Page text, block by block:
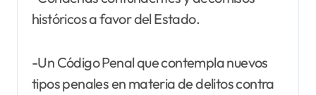
históricos a favor del Estado.
-Un Código Penal que contempla nuevos
tipos penales en materia de delitos contra